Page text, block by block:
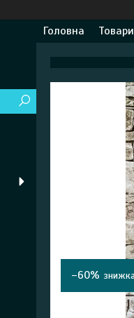
Головна Товари
–60%